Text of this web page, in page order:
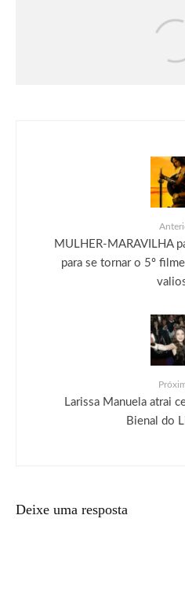
Uma Loja Para
primeira temporada
MULHER-MARAVILHA
para se tornar o 5º
Larissa Manuela atrai
Bienal do
Deixe uma resposta